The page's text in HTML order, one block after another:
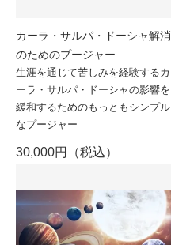
カーラ・サルパ・ドーシャ解消
のためのプージャー
生涯を通じて苦しみを経験するカ
ーラ・サルパ・ドーシャの影響を
緩和するためのもっともシンプル
なプージャー
30,000円（税込）